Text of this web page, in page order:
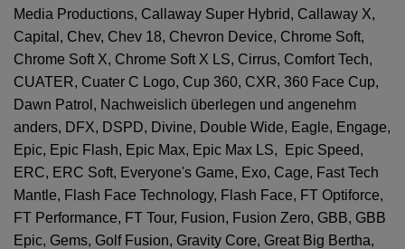
Media Productions, Callaway Super Hybrid, Callaway X,
Capital, Chev, Chev 18, Chevron Device, Chrome Soft,
Chrome Soft X, Chrome Soft X LS, Cirrus, Comfort Tech,
CUATER, Cuater C Logo, Cup 360, CXR, 360 Face Cup,
Dawn Patrol, Nachweislich überlegen und angenehm
anders, DFX, DSPD, Divine, Double Wide, Eagle, Engage,
Epic, Epic Flash, Epic Max, Epic Max LS, Epic Speed,
ERC, ERC Soft, Everyone's Game, Exo, Cage, Fast Tech
Mantle, Flash Face Technology, Flash Face, FT Optiforce,
FT Performance, FT Tour, Fusion, Fusion Zero, GBB, GBB
Epic, Gems, Golf Fusion, Gravity Core, Great Big Bertha,